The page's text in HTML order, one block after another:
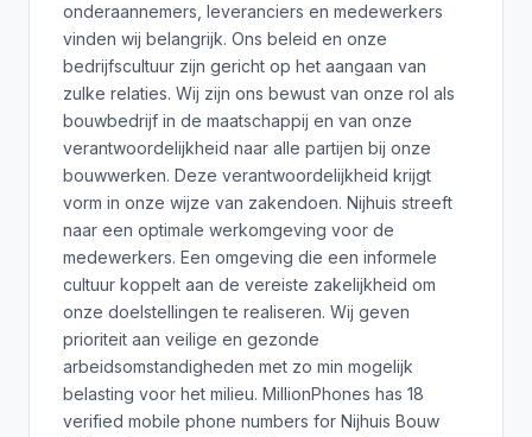
onderaannemers, leveranciers en medewerkers
vinden wij belangrijk. Ons beleid en onze
bedrijfscultuur zijn gericht op het aangaan van
zulke relaties. Wij zijn ons bewust van onze rol als
bouwbedrijf in de maatschappij en van onze
verantwoordelijkheid naar alle partijen bij onze
bouwwerken. Deze verantwoordelijkheid krijgt
vorm in onze wijze van zakendoen. Nijhuis streeft
naar een optimale werkomgeving voor de
medewerkers. Een omgeving die een informele
cultuur koppelt aan de vereiste zakelijkheid om
onze doelstellingen te realiseren. Wij geven
prioriteit aan veilige en gezonde
arbeidsomstandigheden met zo min mogelijk
belasting voor het milieu. MillionPhones has 18
verified mobile phone numbers for Nijhuis Bouw